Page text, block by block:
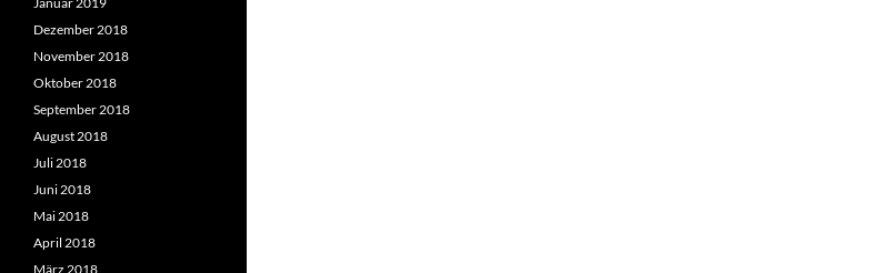
Dezember 2018
November 2018
Oktober 2018
September 2018
August 2018
Juli 2018
Juni 2018
Mai 2018
April 2018
März 2018